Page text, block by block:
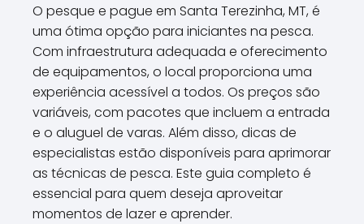
O pesque e pague em Santa Terezinha, MT, é
uma ótima opção para iniciantes na pesca.
Com infraestrutura adequada e oferecimento
de equipamentos, o local proporciona uma
experiência acessível a todos. Os preços são
variáveis, com pacotes que incluem a entrada
e o aluguel de varas. Além disso, dicas de
especialistas estão disponíveis para aprimorar
as técnicas de pesca. Este guia completo é
essencial para quem deseja aproveitar
momentos de lazer e aprender.